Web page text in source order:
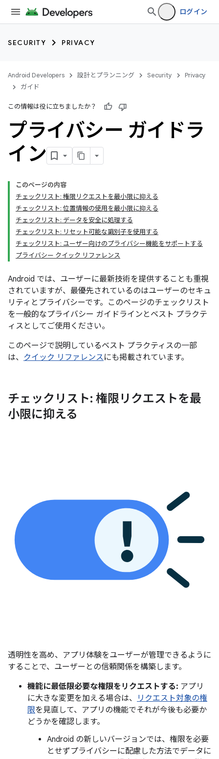
ログイン
SECURITY PRIVACY
Android Developers 設計とプランニング Security
Privacy
ガイド
この情報は役に立ちましたか？
プライバシー ガイドラ
イン
このページの内容
チェックリスト: 権限リクエストを最小限に抑える
チェックリスト: 位置情報の使用を最小限に抑える
チェックリスト: データを安全に処理する
チェックリスト: リセット可能な識別子を使用する
チェックリスト: ユーザー向けのプライバシー機能をサポートする
プライバシー クイック リファレンス
Android では、ユーザーに最新技術を提供することも重視
されていますが、最優先されているのはユーザーのセキュ
リティとプライバシーです。このページのチェックリスト
を一般的なプライバシー ガイドラインとベスト プラクテ
ィスとしてご使用ください。
このページで説明しているベスト プラクティスの一部
は、 クイック リファレンスにも掲載されています。
チェックリスト: 権限リクエストを最
小限に抑える
透明性を高め、アプリ体験をユーザーが管理できるように
することで、ユーザーとの信頼関係を構築します。
機能に最低限必要な権限をリクエストする: アプリ
に大きな変更を加える場合は、
リクエスト対象の権
限を見直して、アプリの機能でそれが今後も必要か
どうかを確認します。
Android の新しいバージョンでは、権限を必要
とせずプライバシーに配慮した方法でデータに